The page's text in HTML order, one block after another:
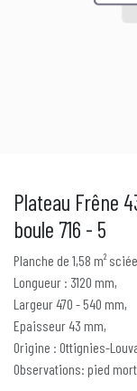
Plateau Frêne
boule 716 - 5
Planche de 1,58 m²
Longueur : 3120 mm,
Largeur 470 - 540 mm,
Epaisseur 43 mm,
Origine : Ottignies-
Observations: pied